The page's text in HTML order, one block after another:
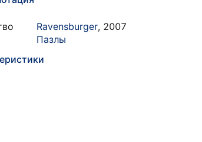
Ravensburger, 2007
Пазлы